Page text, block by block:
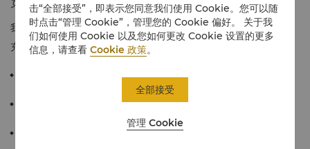
我们的高级客房采用温暖的大地色调，配有经典木制家具，是一个
充满灵感的天堂。
32平方米 / 344平方英尺
宽敞的瓷砖浴室，配有步入式淋浴和独立深浴缸。
击“全部接受”，即表示您同意我们使用 Cookie。您可以随
时点击“管理 Cookie”，管理您的 Cookie 偏好。 关于我
们如何使用 Cookie 以及您如何更改 Cookie 设置的更多
信息，请查看Cookie 政策。
管理 Cookie
全部接受